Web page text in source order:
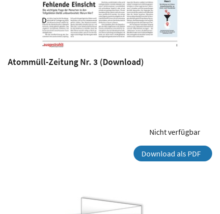
Atommüll-Zeitung Nr. 3 (Download)
Nicht verfügbar
Download als PDF